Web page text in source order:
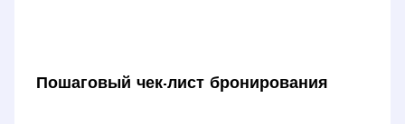
Пошаговый чек-лист бронирования